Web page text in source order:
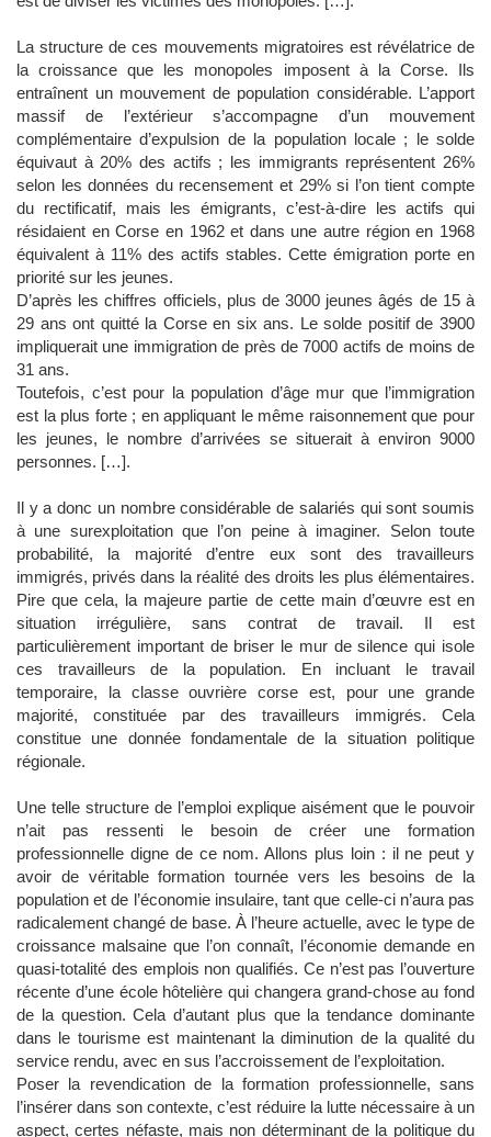
La structure de ces mouvements migratoires est révélatrice de
la croissance que les monopoles imposent à la Corse. Ils
entraînent un mouvement de population considérable. L’apport
massif de l’extérieur s’accompagne d’un mouvement
complémentaire d’expulsion de la population locale ; le solde
équivaut à 20% des actifs ; les immigrants représentent 26%
selon les données du recensement et 29% si l’on tient compte
du rectificatif, mais les émigrants, c’est-à-dire les actifs qui
résidaient en Corse en 1962 et dans une autre région en 1968
équivalent à 11% des actifs stables. Cette émigration porte en
priorité sur les jeunes.
D’après les chiffres officiels, plus de 3000 jeunes âgés de 15 à
29 ans ont quitté la Corse en six ans. Le solde positif de 3900
impliquerait une immigration de près de 7000 actifs de moins de
31 ans.
Toutefois, c’est pour la population d’âge mur que l’immigration
est la plus forte ; en appliquant le même raisonnement que pour
les jeunes, le nombre d’arrivées se situerait à environ 9000
personnes. […].
Il y a donc un nombre considérable de salariés qui sont soumis
à une surexploitation que l’on peine à imaginer. Selon toute
probabilité, la majorité d’entre eux sont des travailleurs
immigrés, privés dans la réalité des droits les plus élémentaires.
Pire que cela, la majeure partie de cette main d’œuvre est en
situation irrégulière, sans contrat de travail. Il est
particulièrement important de briser le mur de silence qui isole
ces travailleurs de la population. En incluant le travail
temporaire, la classe ouvrière corse est, pour une grande
majorité, constituée par des travailleurs immigrés. Cela
constitue une donnée fondamentale de la situation politique
régionale.
Une telle structure de l’emploi explique aisément que le pouvoir
n’ait pas ressenti le besoin de créer une formation
professionnelle digne de ce nom. Allons plus loin : il ne peut y
avoir de véritable formation tournée vers les besoins de la
population et de l’économie insulaire, tant que celle-ci n’aura pas
radicalement changé de base. À l’heure actuelle, avec le type de
croissance malsaine que l’on connaît, l’économie demande en
quasi-totalité des emplois non qualifiés. Ce n’est pas l’ouverture
récente d’une école hôtelière qui changera grand-chose au fond
de la question. Cela d’autant plus que la tendance dominante
dans le tourisme est maintenant la diminution de la qualité du
service rendu, avec en sus l’accroissement de l’exploitation.
Poser la revendication de la formation professionnelle, sans
l’insérer dans son contexte, c’est réduire la lutte nécessaire à un
aspect, certes néfaste, mais non déterminant de la politique du